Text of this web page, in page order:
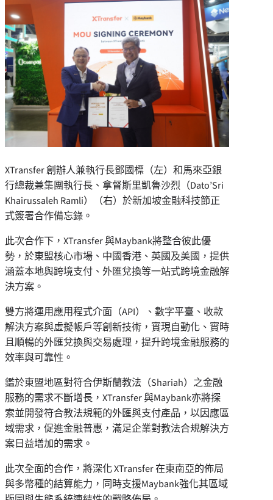
XTransfer 創辦人兼執行長鄧國標（左）和馬來亞銀
行總裁兼集團執行長、拿督斯里凱魯沙烈（Dato’Sri
Khairussaleh Ramli）（右）於新加坡金融科技節正
式簽署合作備忘錄。
此次合作下，XTransfer 與Maybank將整合彼此優
勢，於東盟核心市場、 中國香港、英國及美國，提供
涵蓋本地與跨境支付、外匯兌換等一站式跨境金融解
決方案。
雙方將運用應用程式介面（API）、數字平臺、收款
解決方案與虛擬帳戶等創新技術，實現自動化、實時
且順暢的外匯兌換與交易處理，提升跨境金融服務的
效率與可靠性。
鑑於東盟地區對符合伊斯蘭教法（Shariah）之金融
服務的需求不斷增長，XTransfer 與Maybank亦將探
索並開發符合教法規範的外匯與支付產品，以因應區
域需求，促進金融普惠，滿足企業對教法合規解決方
案日益增加的需求。
此次全面的合作，將深化 XTransfer 在東南亞的佈局
與多幣種的結算能力，同時支援Maybank強化其區域